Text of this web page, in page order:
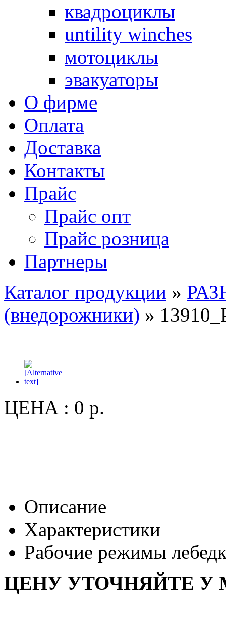
квадроциклы
untility winches
мотоциклы
эвакуаторы
О фирме
Оплата
Доставка
Контакты
Прайс
Прайс опт
Прайс розница
Партнеры
Каталог продукции »
(внедорожники) »
ЦЕНА : 0 р.
Описание
Характеристики
Рабочие режимы
ЦЕНУ УТОЧНЯЙТЕ У